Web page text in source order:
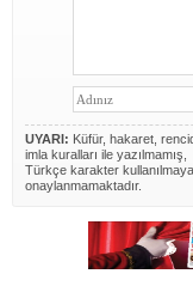
UYARI: Küfür, hakaret,
imla kuralları ile yazılmamış,
Türkçe karakter
onaylanmamaktadır.